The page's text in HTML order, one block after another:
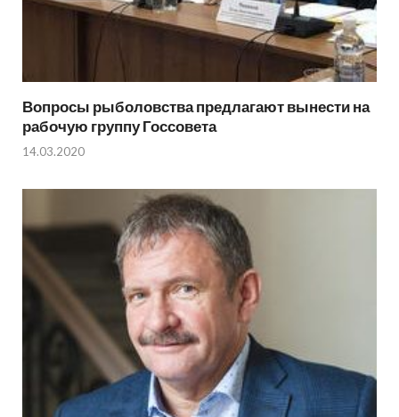
Вопросы рыболовства предлагают вынести на
рабочую группу Госсовета
14.03.2020